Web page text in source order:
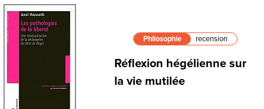
Philosophie recension
Réflexion hégélienne sur
la vie mutilée